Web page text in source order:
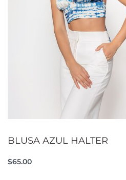
BLUSA AZUL HALTER
$65.00